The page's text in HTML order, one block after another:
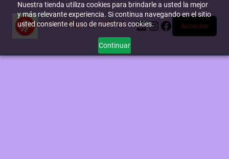
Nuestra tienda utiliza cookies para brindarle a usted la mejor
y más relevante experiencia. Si continua navegando en el sitio
usted consiente el uso de nuestras cookies.
Continuar
miTienda-e.online LinkedIn
Instagram
Facebook
Acceder